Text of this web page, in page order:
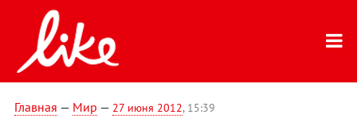
Главная — Мир — 27 июня 2012, 15:39